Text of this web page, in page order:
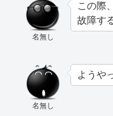
名無し
この際
故障す
名無し
ようや